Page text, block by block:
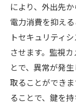
により、外出先
電力消費を抑え
トセキュリティ
させます。監視
とで、異常が発
取ることができ
ることで、鍵を